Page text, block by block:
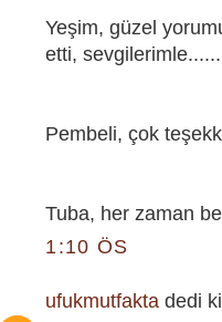
Yeşim, güzel
etti, sevgilerimle......
Pembeli, çok
Tuba, her zaman
1:10 ÖS
ufukmutfakta dedi